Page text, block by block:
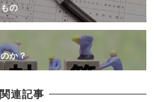
の
か？
関連記事